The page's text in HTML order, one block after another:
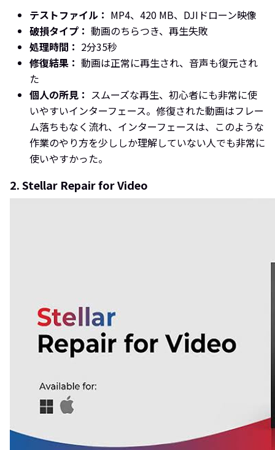
テストファイル： MP4、420 MB、DJIドローン映像
破損タイプ： 動画のちらつき、再生失敗
処理時間： 2分35秒
修復結果： 動画は正常に再生され、音声も復元され
た
個人の所見： スムーズな再生、初心者にも非常に使
いやすいインターフェース。修復された動画はフレー
ム落ちもなく流れ、インターフェースは、このような
作業のやり方を少ししか理解していない人でも非常に
使いやすかった。
2. Stellar Repair for Video